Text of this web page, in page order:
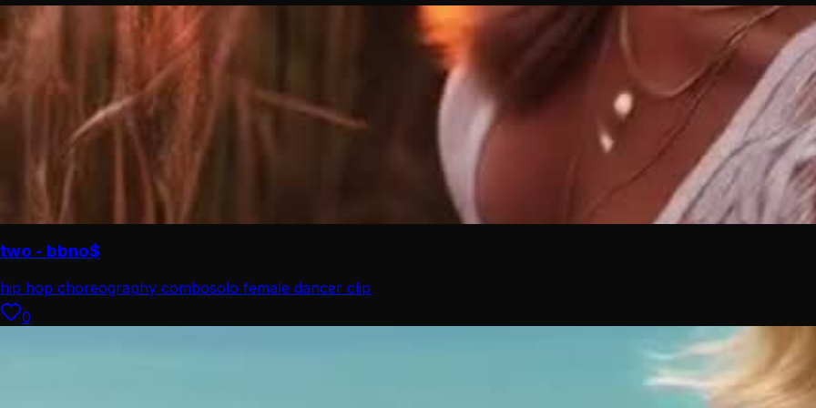
two - bbno$
hip hop choreography combosolo female dancer clip
0